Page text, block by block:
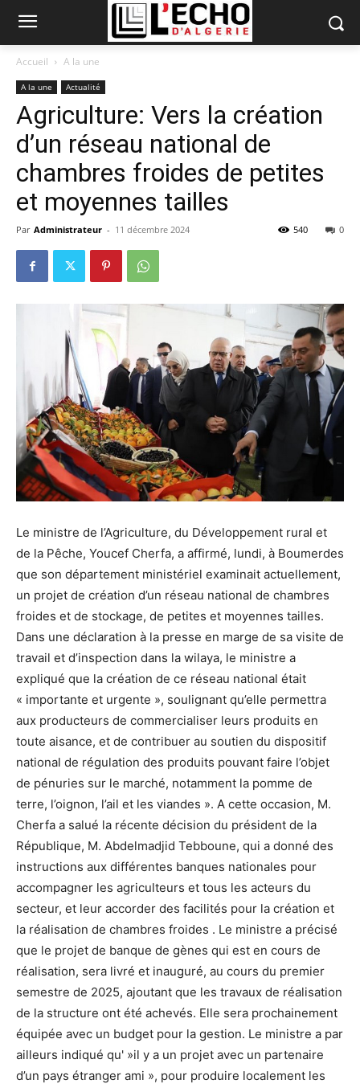
Accueil A la une
A la une Actualité
Agriculture: Vers la création
d’un réseau national de
chambres froides de petites
et moyennes tailles
Par Administrateur - 11 décembre 2024 0
540
Le ministre de l’Agriculture, du Développement rural et
de la Pêche, Youcef Cherfa, a affirmé, lundi, à Boumerdes
que son département ministériel examinait actuellement,
un projet de création d’un réseau national de chambres
froides et de stockage, de petites et moyennes tailles.
Dans une déclaration à la presse en marge de sa visite de
travail et d’inspection dans la wilaya, le ministre a
expliqué que la création de ce réseau national était
« importante et urgente », soulignant qu’elle permettra
aux producteurs de commercialiser leurs produits en
toute aisance, et de contribuer au soutien du dispositif
national de régulation des produits pouvant faire l’objet
de pénuries sur le marché, notamment la pomme de
terre, l’oignon, l’ail et les viandes ». A cette occasion, M.
Cherfa a salué la récente décision du président de la
République, M. Abdelmadjid Tebboune, qui a donné des
instructions aux différentes banques nationales pour
accompagner les agriculteurs et tous les acteurs du
secteur, et leur accorder des facilités pour la création et
la réalisation de chambres froides . Le ministre a précisé
que le projet de banque de gènes qui est en cours de
réalisation, sera livré et inauguré, au cours du premier
semestre de 2025, ajoutant que les travaux de réalisation
de la structure ont été achevés. Elle sera prochainement
équipée avec un budget pour la gestion. Le ministre a par
ailleurs indiqué qu' »il y a un projet avec un partenaire
d’un pays étranger ami », pour produire localement les